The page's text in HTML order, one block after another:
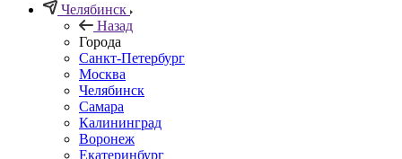
Челябинск
Назад
Города
Санкт-Петербург
Москва
Челябинск
Самара
Калининград
Воронеж
Екатеринбург